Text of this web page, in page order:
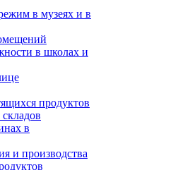
в музеях и в
в школах и
продуктов
в
и производства